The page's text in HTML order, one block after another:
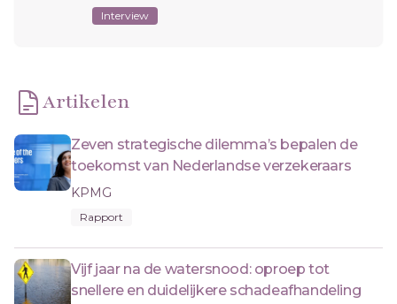
Interview
Artikelen
Zeven strategische dilemma’s bepalen de
toekomst van Nederlandse verzekeraars
KPMG
Rapport
Vijf jaar na de watersnood: oproep tot
snellere en duidelijkere schadeafhandeling